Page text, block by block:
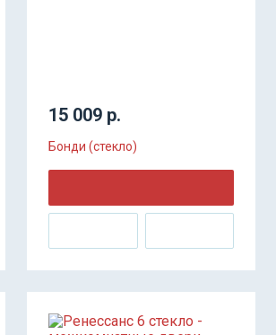
15 009 р.
Бонди (стекло)